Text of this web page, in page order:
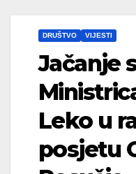
DRUŠTVO VIJESTI
Jačanje
Leko u
posjetu